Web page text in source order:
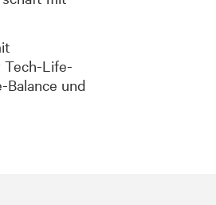
Tech-Life-
und